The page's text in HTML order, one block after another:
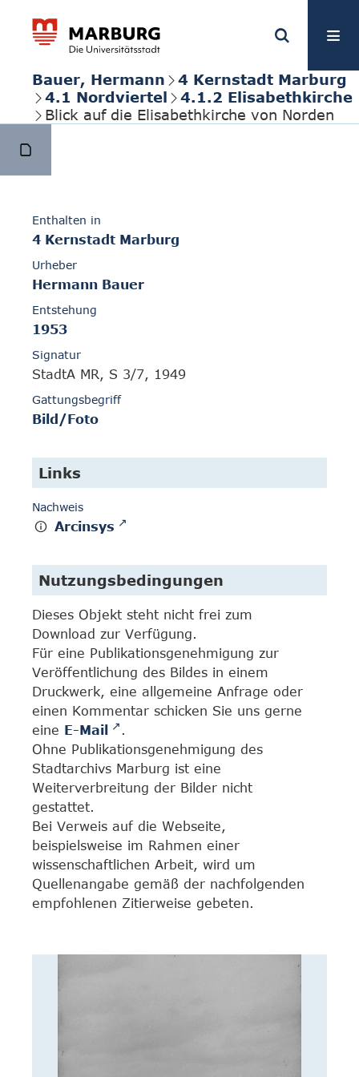
Bauer, Hermann
4 Kernstadt Marburg
4.1 Nordviertel
4.1.2 Elisabethkirche
Blick auf die Elisabethkirche von Norden
Enthalten in
4 Kernstadt Marburg
Urheber
Hermann Bauer
Entstehung
1953
Signatur
StadtA MR, S 3/7, 1949
Gattungsbegriff
Bild/Foto
Links
Nachweis
Arcinsys
Nutzungsbedingungen
Dieses Objekt steht nicht frei zum
Download zur Verfügung.
Für eine Publikationsgenehmigung zur
Veröffentlichung des Bildes in einem
Druckwerk, eine allgemeine Anfrage oder
einen Kommentar schicken Sie uns gerne
eine E-Mail
.
Ohne Publikationsgenehmigung des
Stadtarchivs Marburg ist eine
Weiterverbreitung der Bilder nicht
gestattet.
Bei Verweis auf die Webseite,
beispielsweise im Rahmen einer
wissenschaftlichen Arbeit, wird um
Quellenangabe gemäß der nachfolgenden
empfohlenen Zitierweise gebeten.